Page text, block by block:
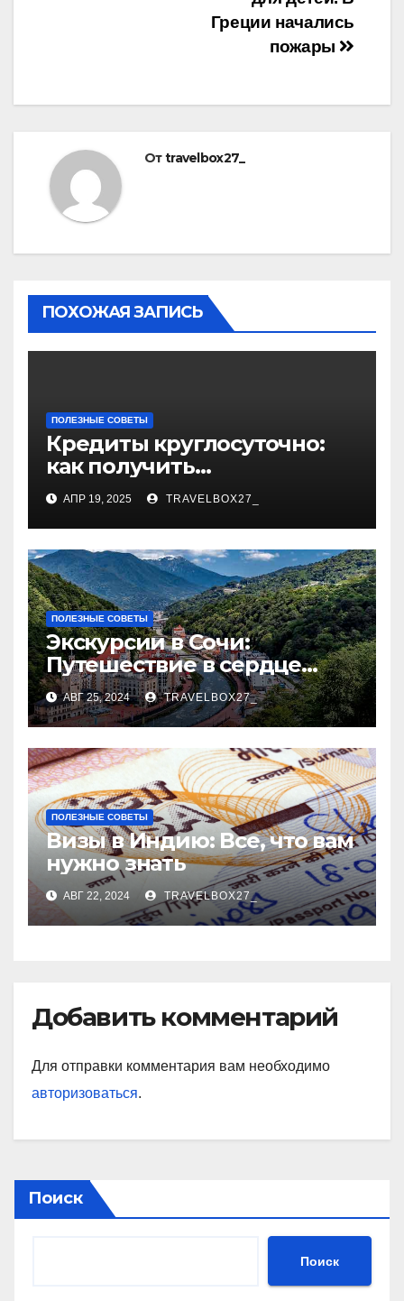
Греции начались
пожары
Отtravelbox27_
ПОХОЖАЯ ЗАПИСЬ
ПОЛЕЗНЫЕ СОВЕТЫ
Кредиты круглосуточно:
как получить
финансирование в любое
время
АПР 19, 2025 TRAVELBOX27_
ПОЛЕЗНЫЕ СОВЕТЫ
Экскурсии в Сочи:
Путешествие в сердце
Черноморского курорта
АВГ 25, 2024 TRAVELBOX27_
ПОЛЕЗНЫЕ СОВЕТЫ
Визы в Индию: Все, что вам
нужно знать
АВГ 22, 2024 TRAVELBOX27_
Добавить комментарий
Для отправки комментария вам необходимо
авторизоваться.
Поиск
Поиск